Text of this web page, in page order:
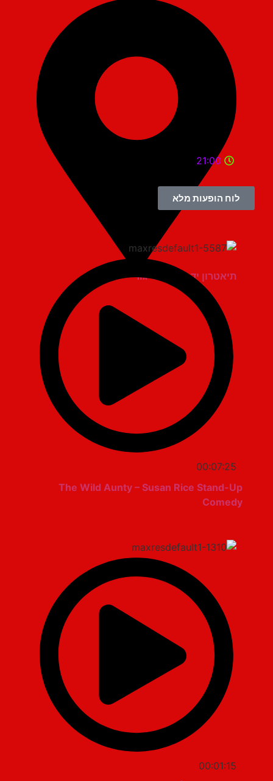
תיאטרון יד למגינים יגור
21:00
לוח הופעות מלא
00:07:25
The Wild Aunty – Susan Rice Stand-Up
Comedy
00:01:15